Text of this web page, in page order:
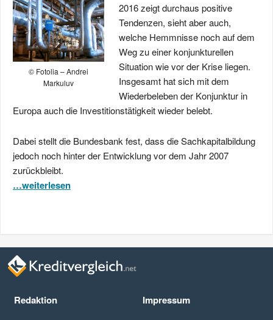
© Fotolia – Andrei
Markuluv
2016 zeigt durchaus positive
Tendenzen, sieht aber auch,
welche Hemmnisse noch auf dem
Weg zu einer konjunkturellen
Situation wie vor der Krise liegen.
Insgesamt hat sich mit dem
Wiederbeleben der Konjunktur in
Europa auch die Investitionstätigkeit wieder belebt.
Dabei stellt die Bundesbank fest, dass die Sachkapitalbildung
jedoch noch hinter der Entwicklung vor dem Jahr 2007
zurückbleibt.
…weiterlesen
Redaktion Impressum